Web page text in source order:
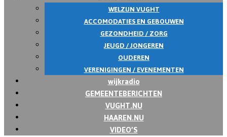
WELZIJN VUGHT
ACCOMODATIES EN GEBOUWEN
GEZONDHEID / ZORG
JEUGD / JONGEREN
OUDEREN
VERENIGINGEN / EVENEMENTEN
wijkradio
GEMEENTEBERICHTEN
VUGHT.NU
HAAREN.NU
VIDEO’S